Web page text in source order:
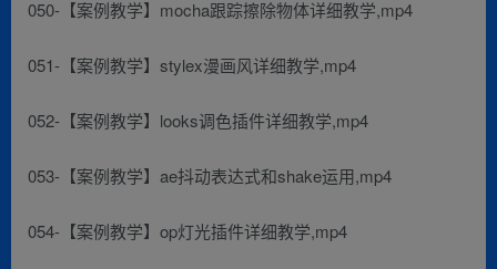
050-【案例教学】mocha跟踪擦除物体详细教学,mp4
051-【案例教学】stylex漫画风详细教学,mp4
052-【案例教学】looks调色插件详细教学,mp4
053-【案例教学】ae抖动表达式和shake运用,mp4
054-【案例教学】op灯光插件详细教学,mp4